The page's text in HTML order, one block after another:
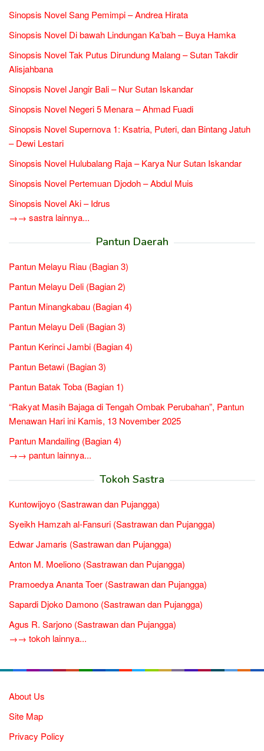
Sinopsis Novel Sang Pemimpi – Andrea Hirata
Sinopsis Novel Di bawah Lindungan Ka’bah – Buya Hamka
Sinopsis Novel Tak Putus Dirundung Malang – Sutan Takdir
Alisjahbana
Sinopsis Novel Jangir Bali – Nur Sutan Iskandar
Sinopsis Novel Negeri 5 Menara – Ahmad Fuadi
Sinopsis Novel Supernova 1: Ksatria, Puteri, dan Bintang Jatuh
– Dewi Lestari
Sinopsis Novel Hulubalang Raja – Karya Nur Sutan Iskandar
Sinopsis Novel Pertemuan Djodoh – Abdul Muis
Sinopsis Novel Aki – Idrus
→→ sastra lainnya...
Pantun Daerah
Pantun Melayu Riau (Bagian 3)
Pantun Melayu Deli (Bagian 2)
Pantun Minangkabau (Bagian 4)
Pantun Melayu Deli (Bagian 3)
Pantun Kerinci Jambi (Bagian 4)
Pantun Betawi (Bagian 3)
Pantun Batak Toba (Bagian 1)
“Rakyat Masih Bajaga di Tengah Ombak Perubahan”, Pantun
Menawan Hari ini Kamis, 13 November 2025
Pantun Mandailing (Bagian 4)
→→ pantun lainnya...
Tokoh Sastra
Kuntowijoyo (Sastrawan dan Pujangga)
Syeikh Hamzah al-Fansuri (Sastrawan dan Pujangga)
Edwar Jamaris (Sastrawan dan Pujangga)
Anton M. Moeliono (Sastrawan dan Pujangga)
Pramoedya Ananta Toer (Sastrawan dan Pujangga)
Sapardi Djoko Damono (Sastrawan dan Pujangga)
Agus R. Sarjono (Sastrawan dan Pujangga)
→→ tokoh lainnya...
About Us
Site Map
Privacy Policy